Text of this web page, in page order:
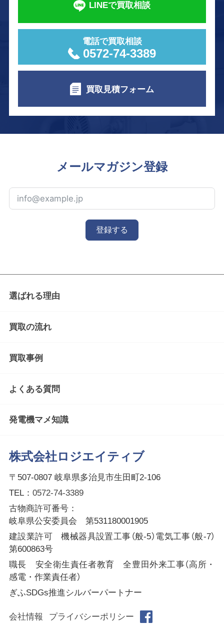
LINEで買取相談
電話で買取相談
0572-74-3389
買取見積フォーム
メールマガジン登録
登録する
株式会社ロジエイティブ
〒507-0807 岐阜県多治見市生田町2-106
TEL： 0572-74-3389
古物商許可番号：
岐阜県公安委員会 第531180001905
建設業許可 機械器具設置工事（般-5）電気工事（般-7）
第600863号
職長 安全衛生責任者教育 全豊田外来工事（高所・
感電・作業責任者）
ぎふSDGs推進シルバーパートナー
選ばれる理由
買取の流れ
買取事例
よくある質問
発電機マメ知識
会社情報 プライバシーポリシー